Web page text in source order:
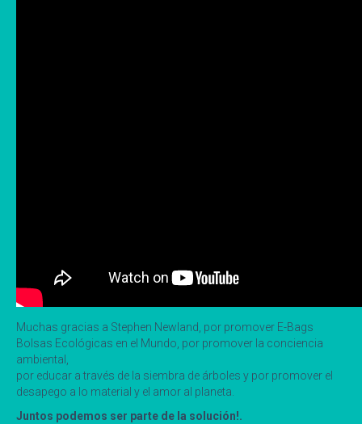
Muchas gracias a Stephen Newland, por promover E-Bags
Bolsas Ecológicas en el Mundo, por promover la conciencia
ambiental,
por educar a través de la siembra de árboles y por promover el
desapego a lo material y el amor al planeta.
Juntos podemos ser parte de la solución!.